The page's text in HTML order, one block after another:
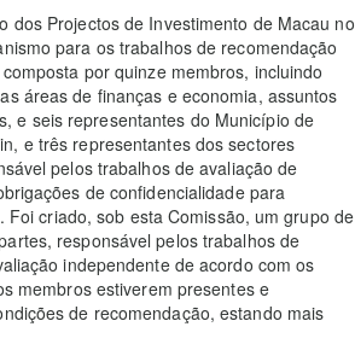
dos Projectos de Investimento de Macau no
para os trabalhos de recomendação
por quinze membros, incluindo
áreas de finanças e economia, assuntos
e seis representantes do Município de
e três representantes dos sectores
pelos trabalhos de avaliação de
de confidencialidade para
criado, sob esta Comissão, um grupo de
responsável pelos trabalhos de
independente de acordo com os
membros estiverem presentes e
de recomendação, estando mais